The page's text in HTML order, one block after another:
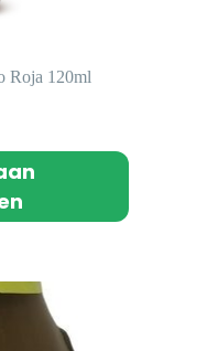
Roja 120ml